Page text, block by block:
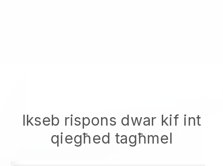
Ikseb rispons dwar kif int
qiegħed tagħmel